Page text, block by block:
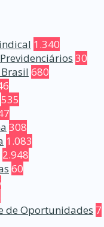
1.340
30
680
535
308
1.083
2.948
60
de Oportunidades 7